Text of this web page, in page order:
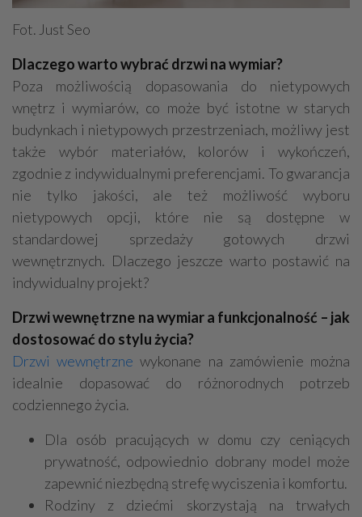
Fot. Just Seo
Dlaczego warto wybrać drzwi na wymiar?
Poza możliwością dopasowania do nietypowych
wnętrz i wymiarów, co może być istotne w starych
budynkach i nietypowych przestrzeniach, możliwy jest
także wybór materiałów, kolorów i wykończeń,
zgodnie z indywidualnymi preferencjami. To gwarancja
nie tylko jakości, ale też możliwość wyboru
nietypowych opcji, które nie są dostępne w
standardowej sprzedaży gotowych drzwi
wewnętrznych. Dlaczego jeszcze warto postawić na
indywidualny projekt?
Drzwi wewnętrzne na wymiar a funkcjonalność – jak
dostosować do stylu życia?
Drzwi wewnętrzne wykonane na zamówienie można
idealnie dopasować do różnorodnych potrzeb
codziennego życia.
Dla osób pracujących w domu czy ceniących
prywatność, odpowiednio dobrany model może
zapewnić niezbędną strefę wyciszenia i komfortu.
Rodziny z dziećmi skorzystają na trwałych